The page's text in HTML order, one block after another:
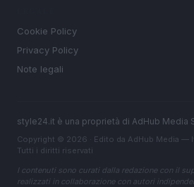
Cookie Policy
Privacy Policy
Note legali
style24.it è una proprietà di AdHub Media
Copyright © 2026 · Edito da AdHub Media —
Tutti i diritti riservati
I contenuti sono curati dalla redazione con il
realizzati in collaborazione con autori